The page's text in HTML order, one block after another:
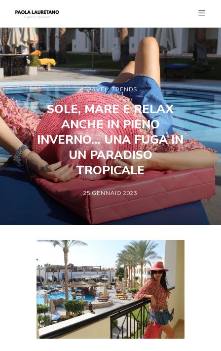
TRAVEL,TRENDS
SOLE, MARE E RELAX
ANCHE IN PIENO
INVERNO… UNA FUGA IN
UN PARADISO
TROPICALE
25 GENNAIO 2023